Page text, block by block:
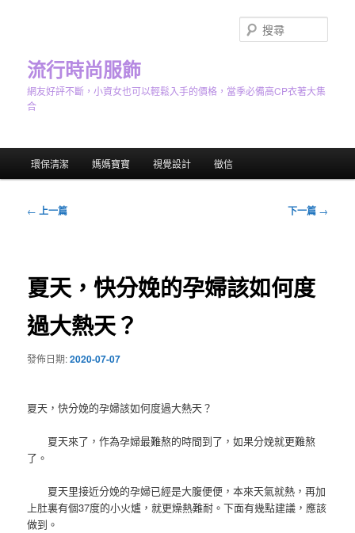
流行時尚服飾
網友好評不斷，小資女也可以輕鬆入手的價格，當季必備高CP衣著大集
合
尋
環保清潔 媽媽寶寶 視覺設計 徵信
文
← 上一篇 下一篇 →
夏天，快分娩的孕婦該如何度
過大熱天？
發佈日期:2020-07-07
夏天，快分娩的孕婦該如何度過大熱天？
夏天來了，作為孕婦最難熬的時間到了，如果分娩就更難熬
了。
夏天里接近分娩的孕婦已經是大腹便便，本來天氣就熱，再加
上肚裏有個37度的小火爐，就更燥熱難耐。下面有幾點建議，應該
做到。